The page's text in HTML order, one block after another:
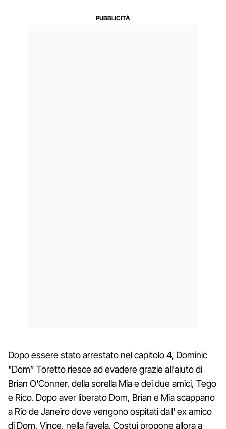
Dopo essere stato arrestato nel capitolo 4, Dominic
"Dom” Toretto riesce ad evadere grazie all'aiuto di
Brian O'Conner, della sorella Mia e dei due amici, Tego
e Rico. Dopo aver liberato Dom, Brian e Mia scappano
a Rio de Janeiro dove vengono ospitati dall' ex amico
di Dom, Vince, nella favela. Costui propone allora a